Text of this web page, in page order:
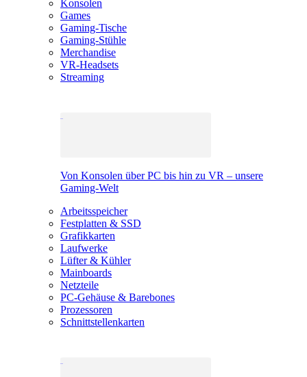
Konsolen
Games
Gaming-Tische
Gaming-Stühle
Merchandise
VR-Headsets
Streaming
Von Konsolen über PC bis hin zu VR – unsere
Gaming-Welt
Arbeitsspeicher
Festplatten & SSD
Grafikkarten
Laufwerke
Lüfter & Kühler
Mainboards
Netzteile
PC-Gehäuse & Barebones
Prozessoren
Schnittstellenkarten